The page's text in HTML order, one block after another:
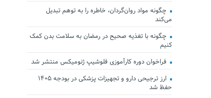
چگونه مواد روان‌گردان، خاطره را به توهم تبدیل
می‌کند
چگونه با تغذیه صحیح در رمضان به سلامت بدن کمک
کنیم
فراخوان دوره کارآموزی فلوشیپ ژنومیکس منتشر شد
ارز ترجیحی دارو و تجهیزات پزشکی در بودجه ۱۴۰۵
حفظ شد